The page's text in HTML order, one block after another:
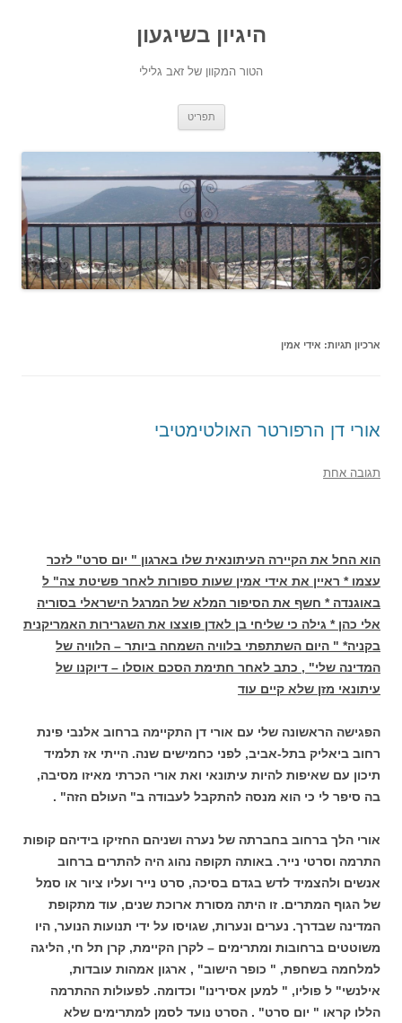
היגיון בשיגעון
הטור המקוון של זאב גלילי
תפריט
ארכיון תגיות: אידי אמין
אורי דן הרפורטר האולטימטיבי
תגובה אחת
הוא החל את הקיירה העיתונאית שלו בארגון " יום סרט" לזכר
עצמו * ראיין את אידי אמין שעות ספורות לאחר פשיטת צה" ל
באוגנדה * חשף את הסיפור המלא של המרגל הישראלי בסוריה
אלי כהן * גילה כי שליחי בן לאדן פוצצו את השגרירות האמריקנית
בקניה* " היום השתתפתי בלוויה השמחה ביותר – הלוויה של
המדינה שלי" , כתב לאחר חתימת הסכם אוסלו – דיוקנו של
עיתונאי מזן שלא קיים עוד
הפגישה הראשונה שלי עם אורי דן התקיימה ברחוב אלנבי פינת
רחוב ביאליק בתל-אביב, לפני כחמישים שנה. הייתי אז תלמיד
תיכון עם שאיפות להיות עיתונאי ואת אורי הכרתי מאיזו מסיבה,
בה סיפר לי כי הוא מנסה להתקבל לעבודה ב" העולם הזה" .
אורי הלך ברחוב בחברתה של נערה ושניהם החזיקו בידיהם קופות
התרמה וסרטי נייר. באותה תקופה נהוג היה להתרים ברחוב
אנשים ולהצמיד לדש בגדם בסיכה, סרט נייר ועליו ציור או סמל
של הגוף המתרים. זו היתה מסורת ארוכת שנים, עוד מתקופת
המדינה שבדרך. נערים ונערות, שגויסו על ידי תנועות הנוער, היו
משוטטים ברחובות ומתרימים – לקרן הקיימת, קרן תל חי, הליגה
למלחמה בשחפת, " כופר הישוב" , ארגון אמהות עובדות,
אילנשי" ל פוליו, " למען אסירינו" וכדומה. לפעולות ההתרמה
הללו קראו " יום סרט" . הסרט נועד לסמן למתרימים שלא